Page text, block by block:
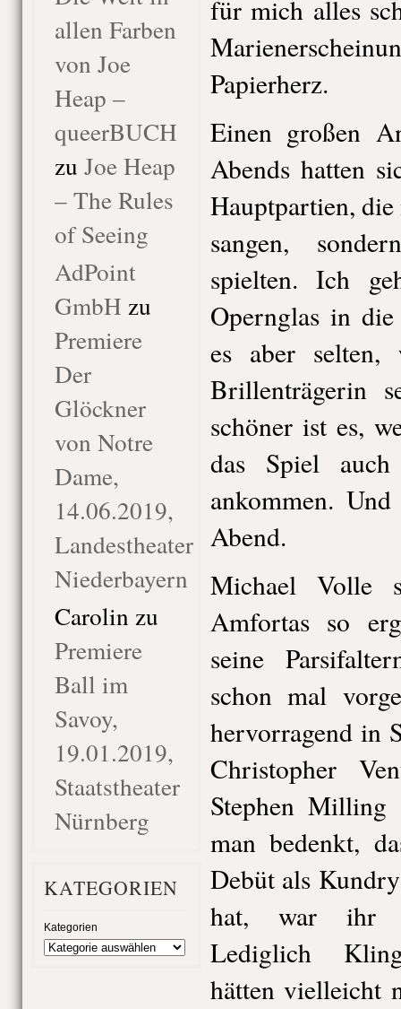
allen Farben
von Joe
Heap –
queerBUCH
zu Joe Heap
– The Rules
of Seeing
AdPoint
GmbH zu
Premiere
Der
Glöckner
von Notre
Dame,
14.06.2019,
Landestheater
Niederbayern
Carolin zu
Premiere
Ball im
Savoy,
19.01.2019,
Staatstheater
Nürnberg
KATEGORIEN
Kategorien
für mich alles
Papierherz.
Einen großen
Abends hatten
Hauptpartien,
sangen,
spielten. Ich
Opernglas in
es aber
Brillenträgerin
schöner ist es,
das Spiel
ankommen.
Abend.
Michael Volle
Amfortas so
seine
schon mal
hervorragend in
Christopher
Stephen Milling
man bedenkt,
Debüt als
hat, war ihr
Lediglich
hätten vielleicht